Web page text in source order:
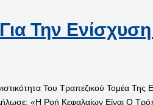
Την
Του Τραπεζικού Τομέα
«Η Ροή Κεφαλαίων Είναι Ο